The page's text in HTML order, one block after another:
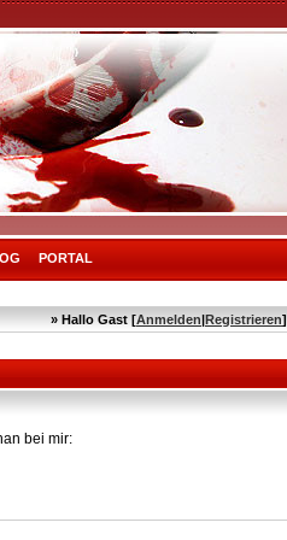
PORTAL
» Hallo Gast [Anmelden|Registrieren]
bei mir: